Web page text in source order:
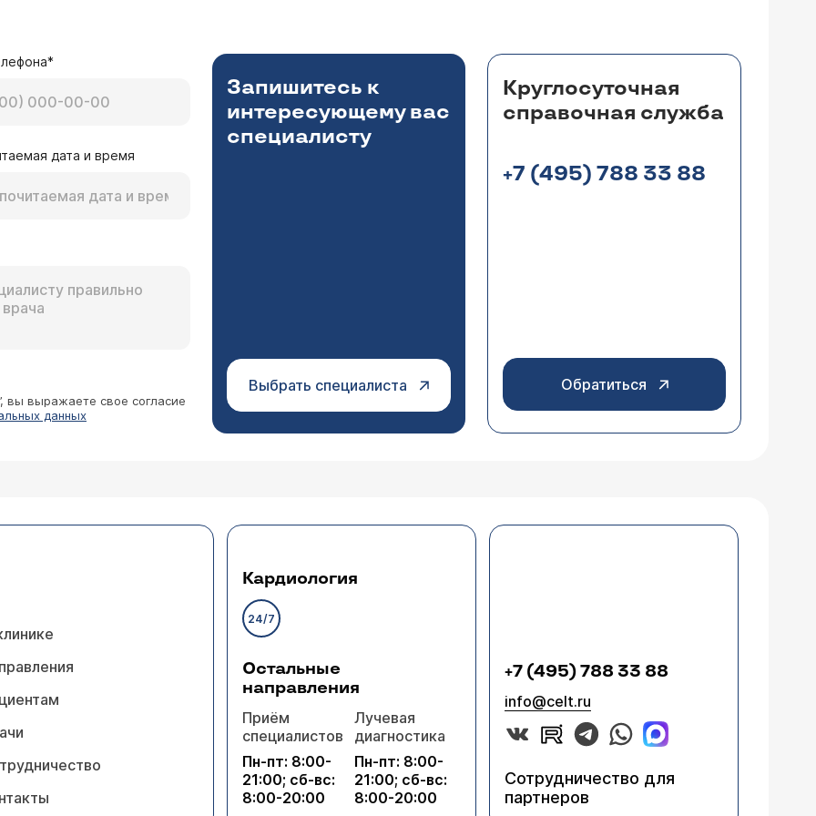
Потом снова течет вода, и воспаление. И чихание, и щекочет в носу.
Все течет, и течет, с момента пробуждения и до отхода ко сну. Аллергиями
разных местах бывала, с кошками, без кошек, и никаких аллергенов там не
а завтра их нет. Не зависит от погоды, и от окружающего пространства. Что делать,
всего у вас Вазомоторный ринит, нужно сделать рентген околоносовых пазух и обратиться к
по задней стенке носоглотки. Лечусь у лора- не помогает. Ферритин -168,
Гришунина Оксана Евгеньевна
рентген околоносовых пазух и показаться оториноларингологу.
Гришунина Оксана Евгеньевна
все время, не болеем, как будто что-то чешется, но говорит ничего не чешется,
Ференец Мария Михайловна
очный осмотр педиатра с целью установления диагноза. Вариантов данного состояния
дата и время
вы выражаете свое согласие
данных
Запишитесь к
интересующему вас
специалисту
Выбрать специалиста
Круглосуточная
справочная служба
+7 (495) 788 33 88
Обратиться
Кардиология
24/7
Остальные
направления
Приём
специалистов
Пн-пт: 8:00-
21:00; сб-вс:
8:00-20:00
Лучевая
диагностика
Пн-пт: 8:00-
21:00; сб-вс:
8:00-20:00
+7 (495) 788 33 88
info@celt.ru
Сотрудничество для
партнеров